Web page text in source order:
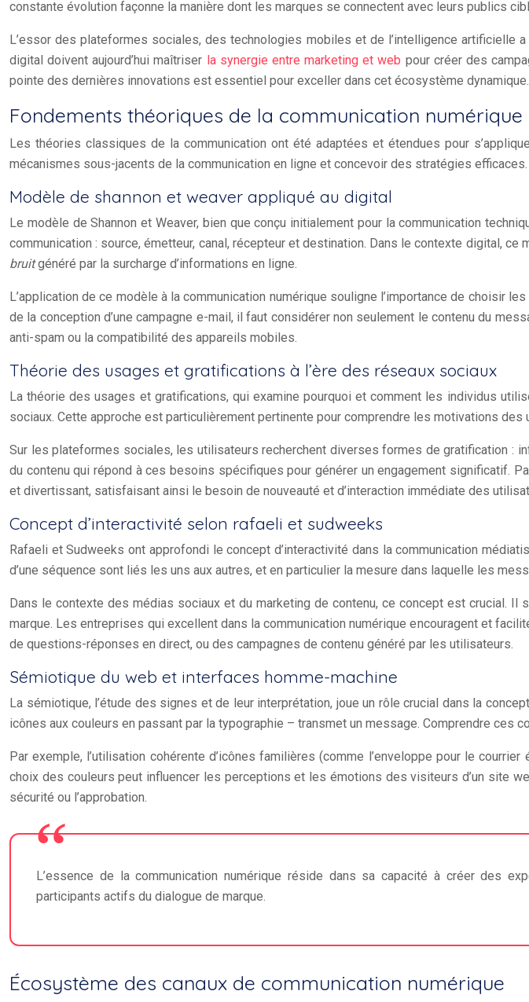
constante évolution façonne la manière dont les marques se connectent avec leurs publics
L’essor des plateformes sociales, des technologies mobiles et de l’intelligence artificielle
digital doivent aujourd’hui maîtriser la synergie entre marketing et web pour créer des
pointe des dernières innovations est essentiel pour exceller dans cet écosystème dynamique.
Fondements théoriques de la communication numérique
Les théories classiques de la communication ont été adaptées et étendues pour
mécanismes sous-jacents de la communication en ligne et concevoir des stratégies efficaces.
Modèle de shannon et weaver appliqué au digital
Le modèle de Shannon et Weaver, bien que conçu initialement pour la communication
communication : source, émetteur, canal, récepteur et destination. Dans le contexte digital,
bruitgénéré par la surcharge d’informations en ligne.
L’application de ce modèle à la communication numérique souligne l’importance de choisir
de la conception d’une campagne e-mail, il faut considérer non seulement le contenu du
anti-spam ou la compatibilité des appareils mobiles.
Théorie des usages et gratifications à l’ère des réseaux sociaux
La théorie des usages et gratifications, qui examine pourquoi et comment les individus
sociaux. Cette approche est particulièrement pertinente pour comprendre les motivations des
Sur les plateformes sociales, les utilisateurs recherchent diverses formes de gratification :
du contenu qui répond à ces besoins spécifiques pour générer un engagement significatif.
et divertissant, satisfaisant ainsi le besoin de nouveauté et d’interaction immédiate des
Concept d’interactivité selon rafaeli et sudweeks
Rafaeli et Sudweeks ont approfondi le concept d’interactivité dans la communication
d’une séquence sont liés les uns aux autres, et en particulier la mesure dans laquelle les
Dans le contexte des médias sociaux et du marketing de contenu, ce concept est crucial.
marque. Les entreprises qui excellent dans la communication numérique encouragent et
de questions-réponses en direct, ou des campagnes de contenu généré par les utilisateurs.
Sémiotique du web et interfaces homme-machine
La sémiotique, l’étude des signes et de leur interprétation, joue un rôle crucial dans la
icônes aux couleurs en passant par la typographie – transmet un message. Comprendre
Par exemple, l’utilisation cohérente d’icônes familières (comme l’enveloppe pour le
choix des couleurs peut influencer les perceptions et les émotions des visiteurs d’un site
sécurité ou l’approbation.
L’essence de la communication numérique réside dans sa capacité à créer des
participants actifs du dialogue de marque.
Écosystème des canaux de communication numérique